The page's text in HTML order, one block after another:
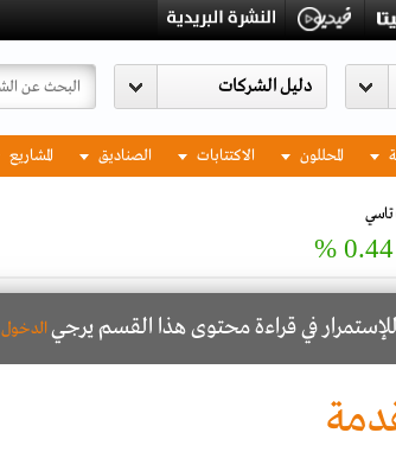
المحللون الاكتتابات الصناديق المشاريع
تاسي
0.44 %
للإستمرار في قراءة محتوى هذا القسم يرجيالدخول